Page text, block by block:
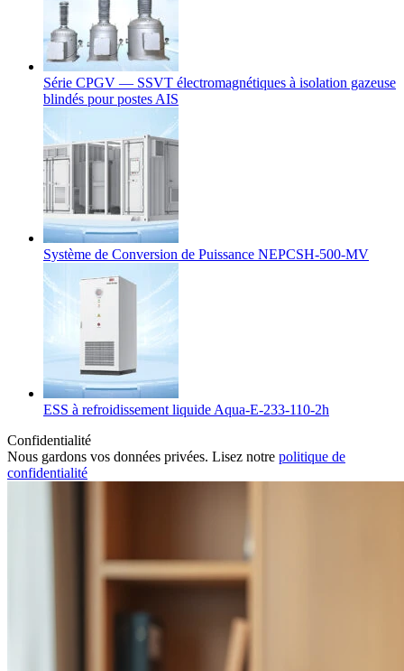
Série CPGV — SSVT électromagnétiques à isolation gazeuse
blindés pour postes AIS
Système de Conversion de Puissance NEPCSH-500-MV
ESS à refroidissement liquide Aqua-E-233-110-2h
Confidentialité
Nous gardons vos données privées. Lisez notre politique de
confidentialité